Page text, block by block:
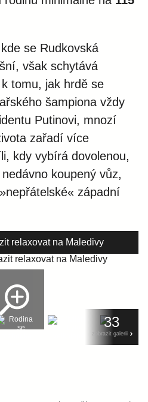
se Rudkovská
však schytává
tomu, jak hrdě se
šampiona vždy
Putinovi, mnozí
zařadí více
kdy vybírá dovolenou,
koupený vůz,
západní
relaxovat na Maledivy
33
zobrazit galerii